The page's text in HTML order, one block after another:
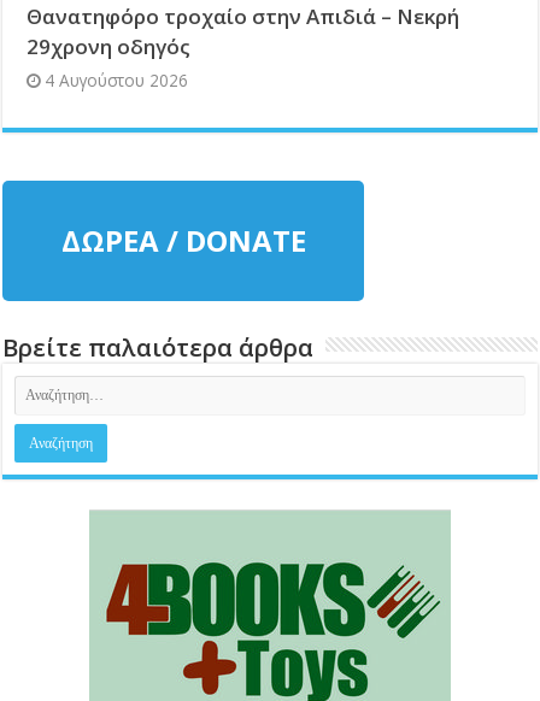
Θανατηφόρο τροχαίο στην Απιδιά – Νεκρή
29χρονη οδηγός
4 Αυγούστου 2026
ΔΩΡΕΑ / DONATE
Βρείτε παλαιότερα άρθρα